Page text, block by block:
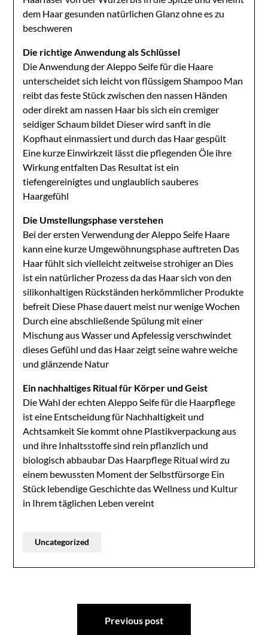
dem Haar gesunden natürlichen Glanz ohne es zu
beschweren
Die richtige Anwendung als Schlüssel
Die Anwendung der Aleppo Seife für die Haare
unterscheidet sich leicht von flüssigem Shampoo Man
reibt das feste Stück zwischen den nassen Händen
oder direkt am nassen Haar bis sich ein cremiger
seidiger Schaum bildet Dieser wird sanft in die
Kopfhaut einmassiert und durch das Haar gespült
Eine kurze Einwirkzeit lässt die pflegenden Öle ihre
Wirkung entfalten Das Resultat ist ein
tiefengereinigtes und unglaublich sauberes
Haargefühl
Die Umstellungsphase verstehen
Bei der ersten Verwendung der Aleppo Seife Haare
kann eine kurze Umgewöhnungsphase auftreten Das
Haar fühlt sich vielleicht zeitweise strohiger an Dies
ist ein natürlicher Prozess da das Haar sich von den
silikonhaltigen Rückständen herkömmlicher Produkte
befreit Diese Phase dauert meist nur wenige Wochen
Durch eine abschließende Spülung mit einer
Mischung aus Wasser und Apfelessig verschwindet
dieses Gefühl und das Haar zeigt seine wahre weiche
und glänzende Natur
Ein nachhaltiges Ritual für Körper und Geist
Die Wahl der echten Aleppo Seife für die Haarpflege
ist eine Entscheidung für Nachhaltigkeit und
Achtsamkeit Sie kommt ohne Plastikverpackung aus
und ihre Inhaltsstoffe sind rein pflanzlich und
biologisch abbaubar Das Haarpflege Ritual wird zu
einem bewussten Moment der Selbstfürsorge Ein
Stück lebendige Geschichte das Wellness und Kultur
in Ihrem täglichen Leben vereint
Uncategorized
Previous post